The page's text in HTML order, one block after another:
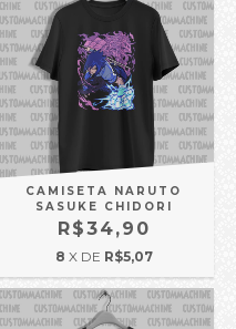
CAMISETA NARUTO
SASUKE CHIDORI
R$34,90
8 X DE R$5,07